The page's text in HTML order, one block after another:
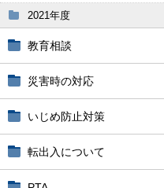
2021年度
教育相談
災害時の対応
いじめ防止対策
転出入について